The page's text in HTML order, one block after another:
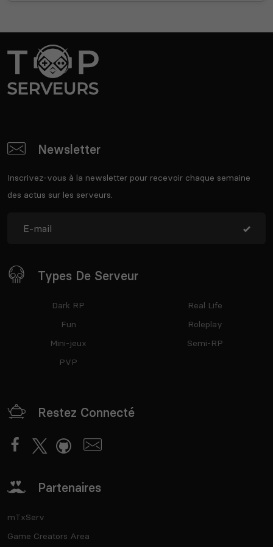
Newsletter
Inscrivez-vous à la newsletter pour recevoir chaque semaine
des actus sur les serveurs.
Types De Serveur
Dark RP
Fun
Mini-jeux
PVP
Real Life
Roleplay
Semi-RP
Restez Connecté
Partenaires
mTxServ
Game Creators Area